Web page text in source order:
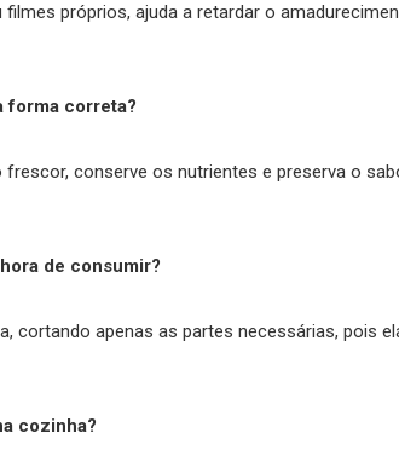
próprios, ajuda a retardar o
forma correta?
conserve os nutrientes e preserva o
de consumir?
cortando apenas as partes necessárias, pois
cozinha?